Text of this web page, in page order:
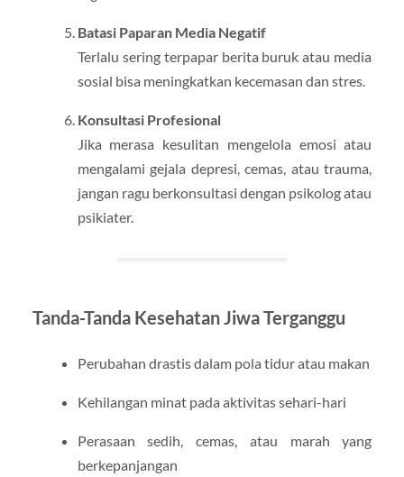
Batasi Paparan Media Negatif
Terlalu sering terpapar berita buruk atau media
sosial bisa meningkatkan kecemasan dan stres.
Konsultasi Profesional
Jika merasa kesulitan mengelola emosi atau
mengalami gejala depresi, cemas, atau trauma,
jangan ragu berkonsultasi dengan psikolog atau
psikiater.
Tanda-Tanda Kesehatan Jiwa Terganggu
Perubahan drastis dalam pola tidur atau makan
Kehilangan minat pada aktivitas sehari-hari
Perasaan sedih, cemas, atau marah yang
berkepanjangan